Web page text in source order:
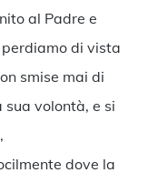
al Padre e
di vista
smise mai di
volontà, e si
dove la